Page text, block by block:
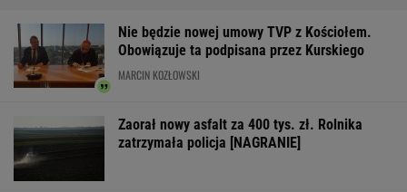
Nie będzie nowej umowy TVP z Kościołem.
Obowiązuje ta podpisana przez Kurskiego
MARCIN KOZŁOWSKI
Zaorał nowy asfalt za 400 tys. zł. Rolnika
zatrzymała policja [NAGRANIE]